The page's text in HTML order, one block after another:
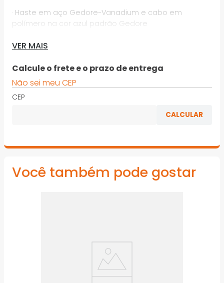
· Haste em aço Gedore-Vanadium e cabo em
polímero na cor azul padrão Gedore
· Haste com acabamento niquelado e cromado, com
ponta escurecida
· Cabo ergonômico
· Chave com haste redonda e resistente, com perfil
de encaixe para parafusos tipo fenda cruzada
VER MAIS
Calcule o frete e o prazo de entrega
Não sei meu CEP
CEP
Você também pode gostar